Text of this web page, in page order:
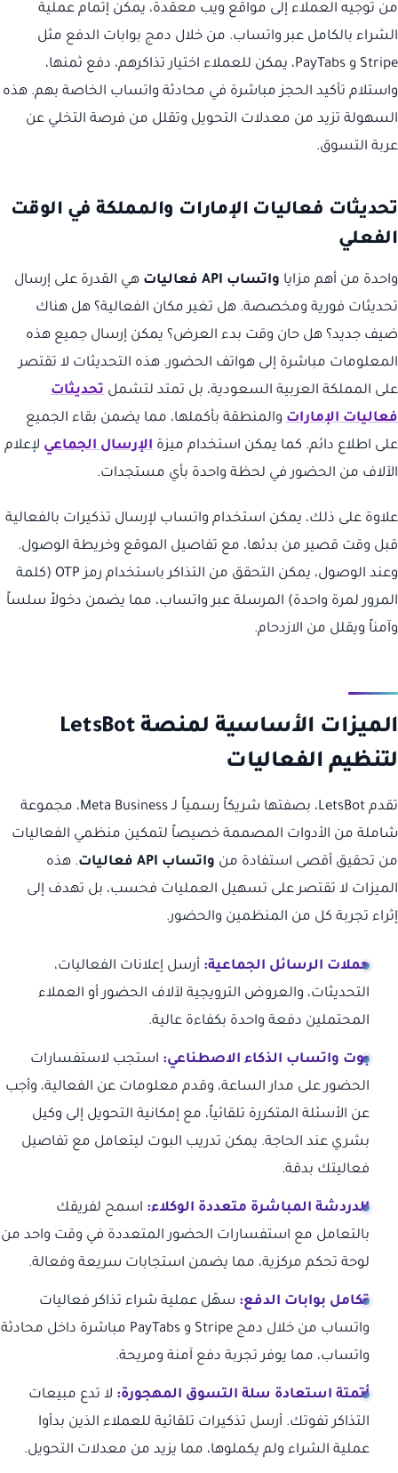
من توجيه العملاء إلى مواقع ويب معقدة، يمكن إتمام عملية
الشراء بالكامل عبر واتساب. من خلال دمج بوابات الدفع مثل
Stripe و PayTabs، يمكن للعملاء اختيار تذاكرهم، دفع ثمنها،
واستلام تأكيد الحجز مباشرة في محادثة واتساب الخاصة بهم. هذه
السهولة تزيد من معدلات التحويل وتقلل من فرصة التخلي عن
عربة التسوق.
تحديثات فعاليات الإمارات والمملكة في الوقت
الفعلي
واحدة من أهم مزايا واتساب API فعاليات
هي القدرة على إرسال
تحديثات فورية ومخصصة. هل تغير مكان الفعالية؟ هل هناك
ضيف جديد؟ هل حان وقت بدء العرض؟ يمكن إرسال جميع هذه
المعلومات مباشرة إلى هواتف الحضور. هذه التحديثات لا تقتصر
على المملكة العربية السعودية، بل تمتد لتشمل تحديثات
فعاليات الإمارات والمنطقة بأكملها، مما يضمن بقاء الجميع
على اطلاع دائم. كما يمكن استخدام ميزة الإرسال الجماعي لإعلام
الآلاف من الحضور في لحظة واحدة بأي مستجدات.
علاوة على ذلك، يمكن استخدام واتساب لإرسال تذكيرات بالفعالية
قبل وقت قصير من بدئها، مع تفاصيل الموقع وخريطة الوصول.
وعند الوصول، يمكن التحقق من التذاكر باستخدام رمز OTP (كلمة
المرور لمرة واحدة) المرسلة عبر واتساب، مما يضمن دخولاً سلساً
وآمناً ويقلل من الازدحام.
الميزات الأساسية لمنصة LetsBot
لتنظيم الفعاليات
تقدم LetsBot، بصفتها شريكاً رسمياً لـ Meta Business، مجموعة
شاملة من الأدوات المصممة خصيصاً لتمكين منظمي الفعاليات
من تحقيق أقصى استفادة من واتساب API فعاليات
. هذه
الميزات لا تقتصر على تسهيل العمليات فحسب، بل تهدف إلى
إثراء تجربة كل من المنظمين والحضور.
حملات الرسائل الجماعية: أرسل إعلانات الفعاليات،
التحديثات، والعروض الترويجية لآلاف الحضور أو العملاء
المحتملين دفعة واحدة بكفاءة عالية.
بوت واتساب الذكاء الاصطناعي: استجب لاستفسارات
الحضور على مدار الساعة، وقدم معلومات عن الفعالية، وأجب
عن الأسئلة المتكررة تلقائياً، مع إمكانية التحويل إلى وكيل
بشري عند الحاجة. يمكن تدريب البوت ليتعامل مع تفاصيل
فعاليتك بدقة.
الدردشة المباشرة متعددة الوكلاء: اسمح لفريقك
بالتعامل مع استفسارات الحضور المتعددة في وقت واحد من
لوحة تحكم مركزية، مما يضمن استجابات سريعة وفعالة.
تكامل بوابات الدفع: سهّل عملية شراء تذاكر فعاليات
واتساب من خلال دمج Stripe و PayTabs مباشرة داخل محادثة
واتساب، مما يوفر تجربة دفع آمنة ومريحة.
أتمتة استعادة سلة التسوق المهجورة: لا تدع مبيعات
التذاكر تفوتك. أرسل تذكيرات تلقائية للعملاء الذين بدأوا
عملية الشراء ولم يكملوها، مما يزيد من معدلات التحويل.